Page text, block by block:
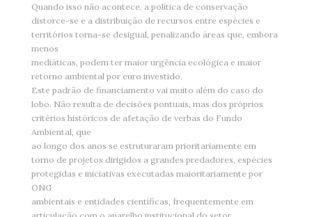
Quando isso não acontece, a política de conservação
distorce-se e a distribuição de recursos entre espécies e
territórios torna-se desigual, penalizando áreas que, embora
menos
mediáticas, podem ter maior urgência ecológica e maior
retorno ambiental por euro investido.
Este padrão de financiamento vai muito além do caso do
lobo. Não resulta de decisões pontuais, mas dos próprios
critérios históricos de afetação de verbas do Fundo
Ambiental, que
ao longo dos anos se estruturaram prioritariamente em
torno de projetos dirigidos a grandes predadores, espécies
protegidas e iniciativas executadas maioritariamente por
ONG
ambientais e entidades científicas, frequentemente em